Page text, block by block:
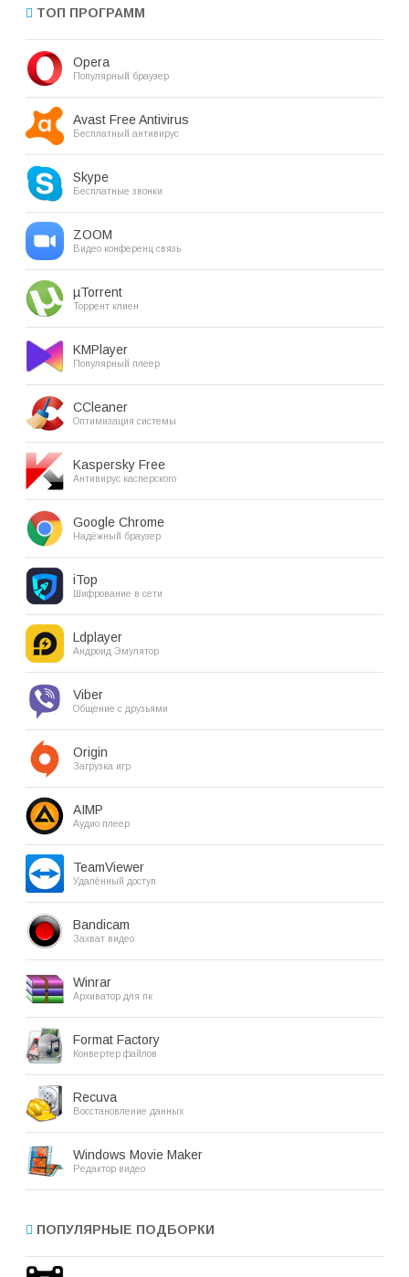
ТОП ПРОГРАММ
Opera
Популярный браузер
Avast Free Antivirus
Бесплатный антивирус
Skype
Бесплатные звонки
ZOOM
Видео конференц связь
µTorrent
Торрент клиен
KMPlayer
Популярный плеер
CCleaner
Оптимизация системы
Kaspersky Free
Антивирус касперского
Google Chrome
Надёжный браузер
iTop
Шифрование в сети
Ldplayer
Андроид Эмулятор
Viber
Общение с друзьями
Origin
Загрузка игр
AIMP
Аудио плеер
TeamViewer
Удалённый доступ
Bandicam
Захват видео
Winrar
Архиватор для пк
Format Factory
Конвертер файлов
Recuva
Восстановление данных
Windows Movie Maker
Редактор видео
ПОПУЛЯРНЫЕ ПОДБОРКИ